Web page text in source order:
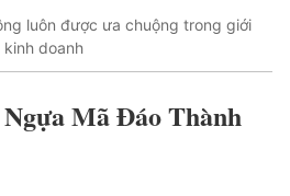
luôn được ưa chuộng trong giới
kinh doanh
Mã Đáo Thành